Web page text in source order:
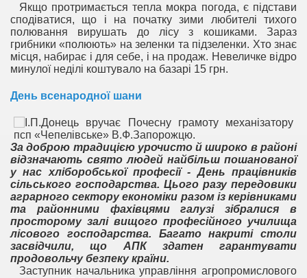
Якщо протримається тепла мокра погода, є підстави
сподіватися, що і на початку зими любителі тихого
полювання вирушать до лісу з кошиками. Зараз
грибники «полюють» на зеленки та підзеленки. Хто знає
місця, набирає і для себе, і на продаж. Невеличке відро
минулої неділі коштувало на базарі 15 грн.
День всенародної шани
За доброю традицією урочисто й широко в районі
відзначають свято людей найбільш пошанованої
у нас хліборобської професії - День працівників
сільського господарства. Цього разу передовики
аграрного сектору економіки разом із керівниками
та районними фахівцями галузі зібралися в
просторому залі вищого професійного училища
лісового господарства. Багато накриті столи
засвідчили, що АПК здатен гарантувати
продовольчу безпеку країни.
Заступник начальника управління агропромислового